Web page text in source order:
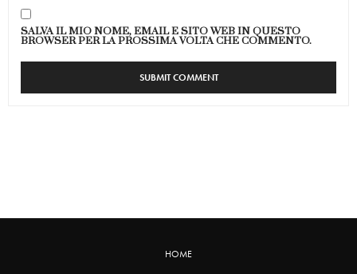
SALVA IL MIO NOME, EMAIL E SITO WEB IN QUESTO
BROWSER PER LA PROSSIMA VOLTA CHE COMMENTO.
HOME